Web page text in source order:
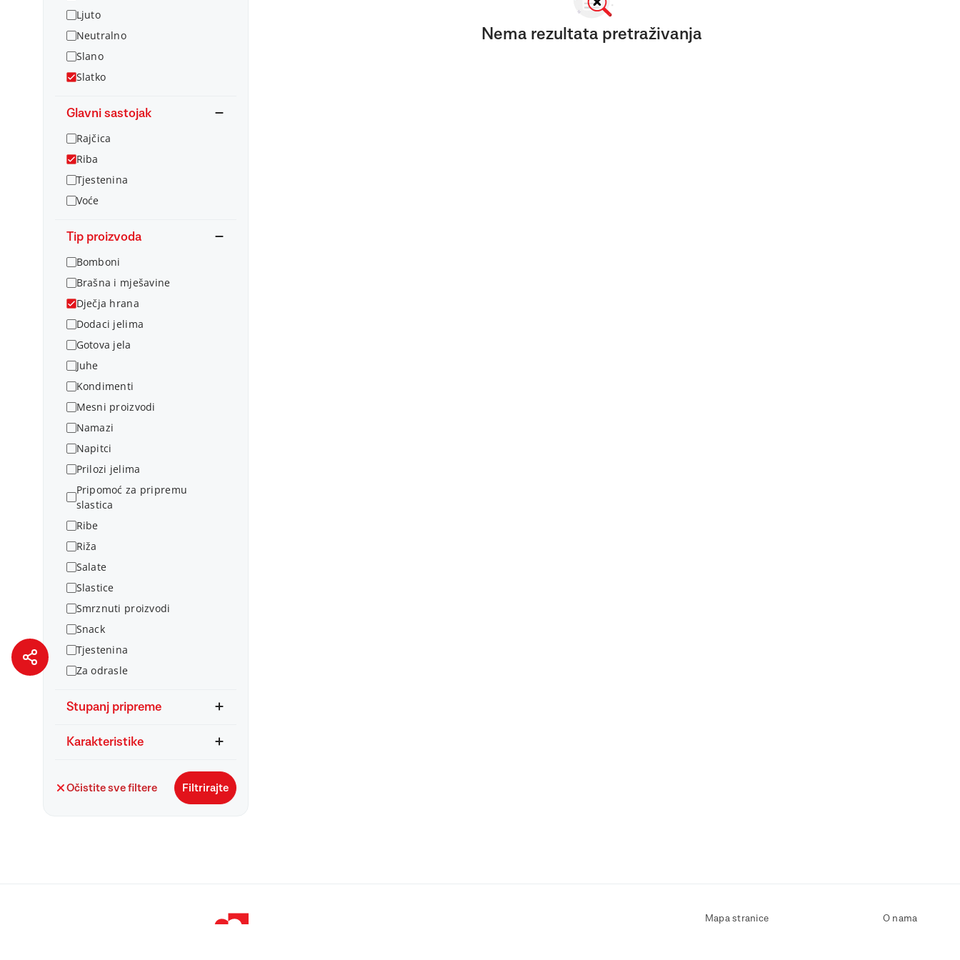
Ljuto
Neutralno
Slano
Slatko
Glavni sastojak
Rajčica
Riba
Tjestenina
Voće
Tip proizvoda
Bomboni
Brašna i mješavine
Dječja hrana
Dodaci jelima
Gotova jela
Juhe
Kondimenti
Mesni proizvodi
Namazi
Napitci
Prilozi jelima
Pripomoć za pripremu
slastica
Ribe
Riža
Salate
Slastice
Smrznuti proizvodi
Snack
Tjestenina
Za odrasle
Stupanj pripreme
Karakteristike
Očistite sve filtere Filtrirajte
Nema rezultata pretraživanja
Mapa stranice
O nama